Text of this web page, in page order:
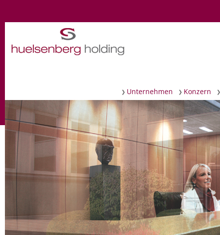
Navigation
überspringen
Unternehmen Konzern